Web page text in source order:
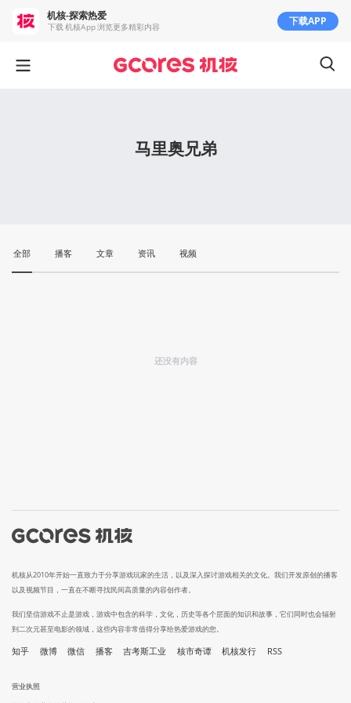
马里奥兄弟
全部 播客 文章 资讯 视频
还没有内容
机核从2010年开始一直致力于分享游戏玩家的生活，以及深入探讨游戏相关的文化。我们开发原创的播客
以及视频节目，一直在不断寻找民间高质量的内容创作者。
我们坚信游戏不止是游戏，游戏中包含的科学，文化，历史等各个层面的知识和故事，它们同时也会辐射
到二次元甚至电影的领域，这些内容非常值得分享给热爱游戏的您。
知乎 微博 微信 播客 吉考斯工业 核市奇谭 机核发行 RSS
营业执照
机核-探索热爱
下载 机核App 浏览更多精彩内容 下载APP